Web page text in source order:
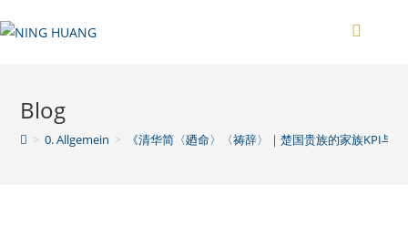
Blog
> 0. Allgemein > 《清华简〈廼命〉〈祷辞〉｜楚国贵族的家族KPI与